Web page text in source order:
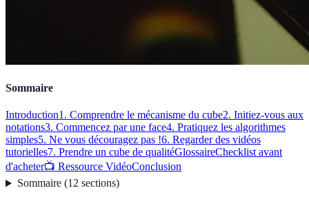
Sommaire
Introduction1. Comprendre le mécanisme du cube2. Initiez-vous aux
notations3. Commencez par une face4. Pratiquez les algorithmes
simples5. Ne vous découragez pas !6. Regarder des vidéos
tutorielles7. Prendre un cube de qualitéGlossaireChecklist avant
d'acheter📺 Ressource VidéoConclusion
Sommaire(12 sections)